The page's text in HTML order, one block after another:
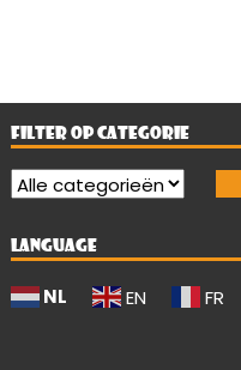
FILTER OP CATEGORIE
LANGUAGE
NL EN FR